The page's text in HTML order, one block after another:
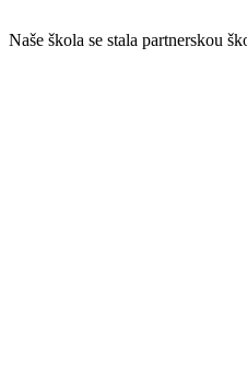
Naše škola se stala partnerskou